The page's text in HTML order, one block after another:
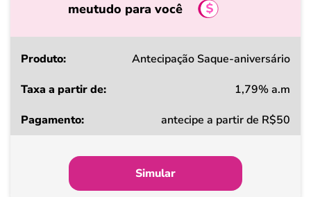
meutudo para você
Produto
a
Antecipação Saque-aniversário
1,79% a.m
antecipe a partir de R$50
Simular